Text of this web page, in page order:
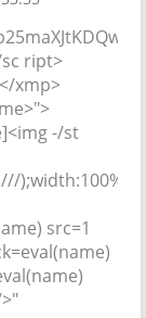
ript>
xmp>
-/st
src=1